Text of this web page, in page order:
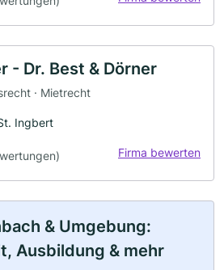
- Dr. Best & Dörner
· Mietrecht
Ingbert
Firma bewerten
& Umgebung:
Ausbildung & mehr